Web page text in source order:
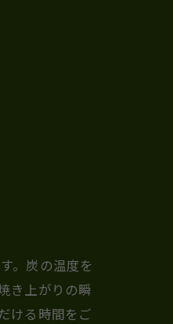
。炭の温度を
き上がりの瞬
ける時間をご